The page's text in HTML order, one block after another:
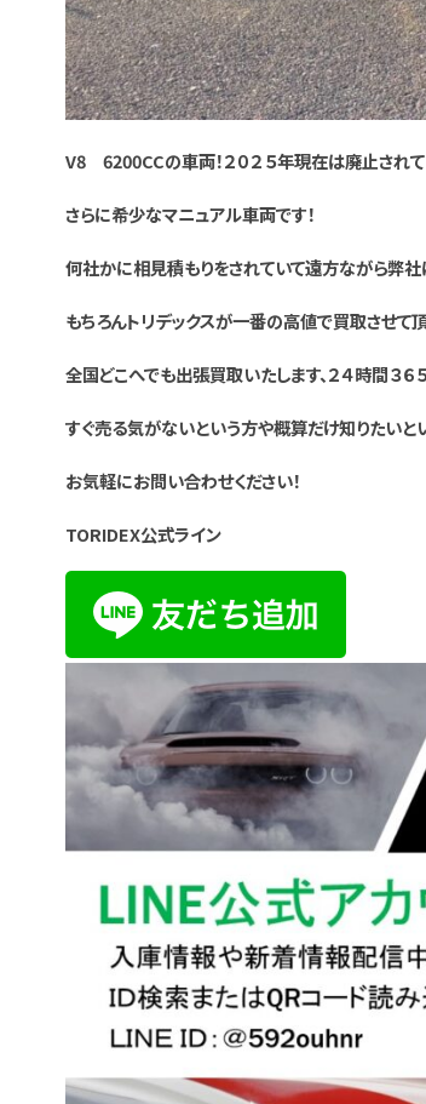
V8 6200CCの車両！２０２５年現在は廃止されて
さらに希少なマニュアル車両です！
何社かに相見積もりをされていて遠方ながら弊社
もちろんトリデックスが一番の高値で買取させて頂
全国どこへでも出張買取いたします、２４時間３
すぐ売る気がないという方や概算だけ知りたいと
お気軽にお問い合わせください！
TORIDEX公式ライン